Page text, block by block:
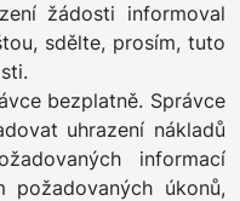
žádosti informoval
sdělte, prosím, tuto
bezplatně. Správce
uhrazení nákladů
informací
požadovaných úkonů,